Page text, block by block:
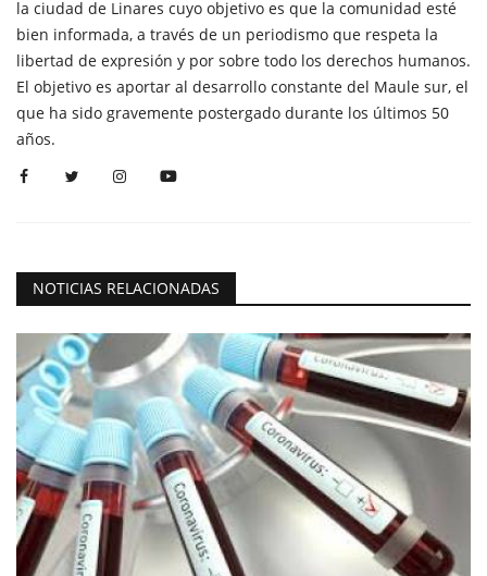
la ciudad de Linares cuyo objetivo es que la comunidad esté
bien informada, a través de un periodismo que respeta la
libertad de expresión y por sobre todo los derechos humanos.
El objetivo es aportar al desarrollo constante del Maule sur, el
que ha sido gravemente postergado durante los últimos 50
años.
NOTICIAS RELACIONADAS